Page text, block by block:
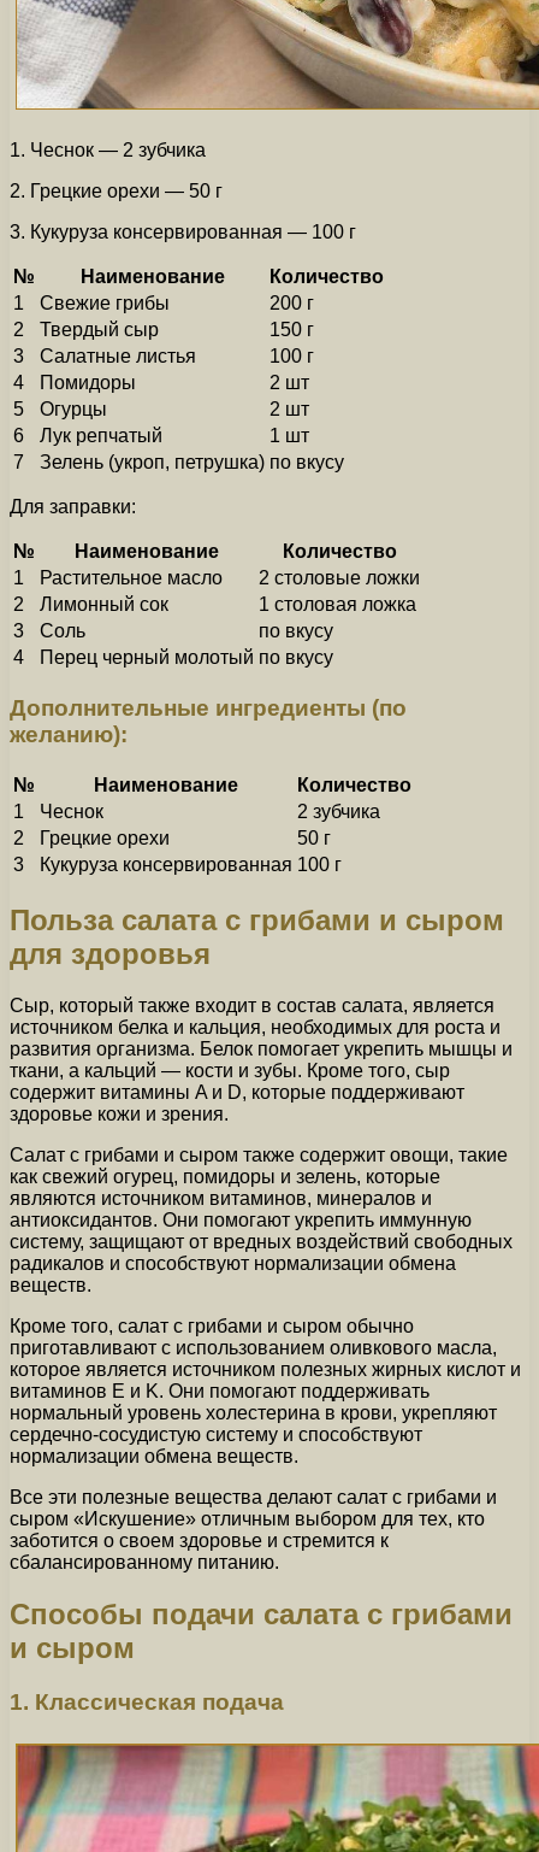
1. Чеснок — 2 зубчика
2. Грецкие орехи — 50 г
3. Кукуруза консервированная — 100 г
№ Наименование
Количество
1
Свежие грибы
200 г
2
Твердый сыр
150 г
3
Салатные листья
100 г
4
Помидоры
2 шт
5
Огурцы
2 шт
6
Лук репчатый
1 шт
7
Зелень (укроп, петрушка) по вкусу
Для заправки:
№ Наименование
Количество
1
Растительное масло
2 столовые ложки
2
Лимонный сок
1 столовая ложка
3
Соль
по вкусу
4
Перец черный молотый по вкусу
Дополнительные ингредиенты (по
желанию):
№ Наименование
Количество
1
Чеснок
2 зубчика
2
Грецкие орехи
50 г
3
Кукуруза консервированная 100 г
Польза салата с грибами и сыром
для здоровья
Сыр, который также входит в состав салата, является
источником белка и кальция, необходимых для роста и
развития организма. Белок помогает укрепить мышцы и
ткани, а кальций — кости и зубы. Кроме того, сыр
содержит витамины A и D, которые поддерживают
здоровье кожи и зрения.
Салат с грибами и сыром также содержит овощи, такие
как свежий огурец, помидоры и зелень, которые
являются источником витаминов, минералов и
антиоксидантов. Они помогают укрепить иммунную
систему, защищают от вредных воздействий свободных
радикалов и способствуют нормализации обмена
веществ.
Кроме того, салат с грибами и сыром обычно
приготавливают с использованием оливкового масла,
которое является источником полезных жирных кислот и
витаминов E и K. Они помогают поддерживать
нормальный уровень холестерина в крови, укрепляют
сердечно-сосудистую систему и способствуют
нормализации обмена веществ.
Все эти полезные вещества делают салат с грибами и
сыром «Искушение» отличным выбором для тех, кто
заботится о своем здоровье и стремится к
сбалансированному питанию.
Способы подачи салата с грибами
и сыром
1. Классическая подача